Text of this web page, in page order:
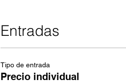
Entradas
Tipo de entrada
Precio individual